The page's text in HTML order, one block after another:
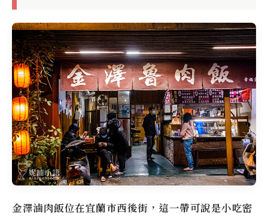
金澤滷肉飯位在宜蘭市西後街，這一帶可說是小吃密